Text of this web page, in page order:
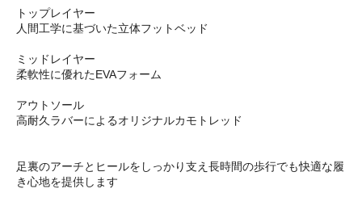
トップレイヤー
人間工学に基づいた立体フットベッド
ミッドレイヤー
柔軟性に優れたEVAフォーム
アウトソール
高耐久ラバーによるオリジナルカモトレッド
足裏のアーチとヒールをしっかり支え長時間の歩行でも快適な履
き心地を提供します